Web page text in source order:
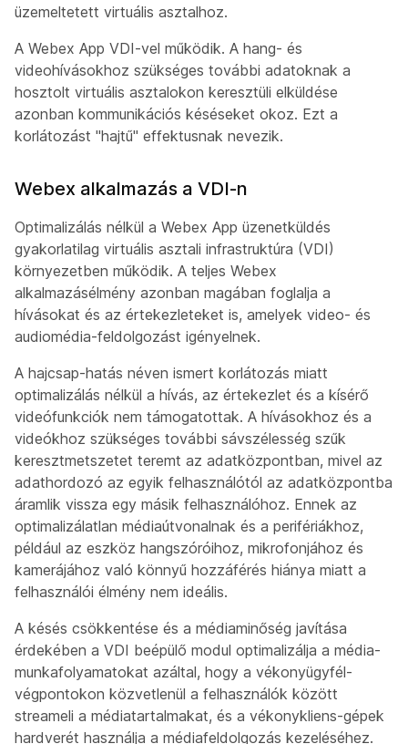
üzemeltetett virtuális asztalhoz.
A Webex App VDI-vel működik. A hang- és
videohívásokhoz szükséges további adatoknak a
hosztolt virtuális asztalokon keresztüli elküldése
azonban kommunikációs késéseket okoz. Ezt a
korlátozást "hajtű" effektusnak nevezik.
Webex alkalmazás a VDI-n
Optimalizálás nélkül a Webex App üzenetküldés
gyakorlatilag virtuális asztali infrastruktúra (VDI)
környezetben működik. A teljes Webex
alkalmazásélmény azonban magában foglalja a
hívásokat és az értekezleteket is, amelyek video- és
audiomédia-feldolgozást igényelnek.
A hajcsap-hatás néven ismert korlátozás miatt
optimalizálás nélkül a hívás, az értekezlet és a kísérő
videófunkciók nem támogatottak. A hívásokhoz és a
videókhoz szükséges további sávszélesség szűk
keresztmetszetet teremt az adatközpontban, mivel az
adathordozó az egyik felhasználótól az adatközpontba
áramlik vissza egy másik felhasználóhoz. Ennek az
optimalizálatlan médiaútvonalnak és a perifériákhoz,
például az eszköz hangszóróihoz, mikrofonjához és
kamerájához való könnyű hozzáférés hiánya miatt a
felhasználói élmény nem ideális.
A késés csökkentése és a médiaminőség javítása
érdekében a VDI beépülő modul optimalizálja a média-
munkafolyamatokat azáltal, hogy a vékonyügyfél-
végpontokon közvetlenül a felhasználók között
streameli a médiatartalmakat, és a vékonykliens-gépek
hardverét használja a médiafeldolgozás kezeléséhez.